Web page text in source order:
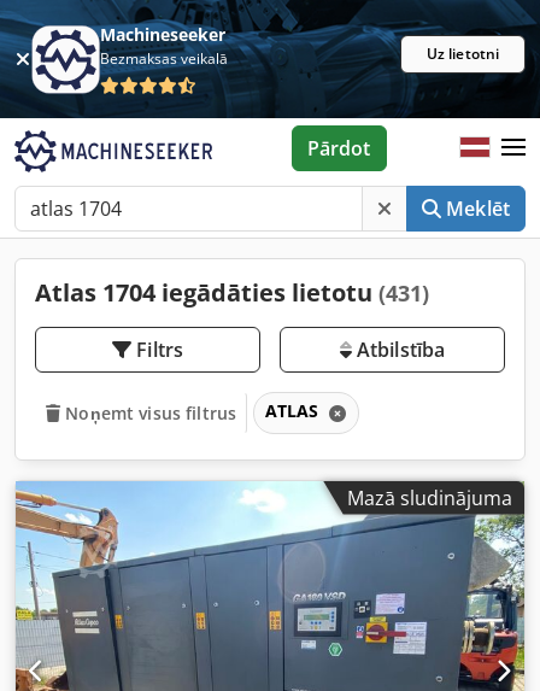
Machineseeker
Bezmaksas veikalā Uz lietotni
Meklēt
Pārdot
Atlas 1704 iegādāties lietotu (431)
Filtrs Atbilstība
Noņemt visus filtrus ATLAS
Mazā sludinājuma